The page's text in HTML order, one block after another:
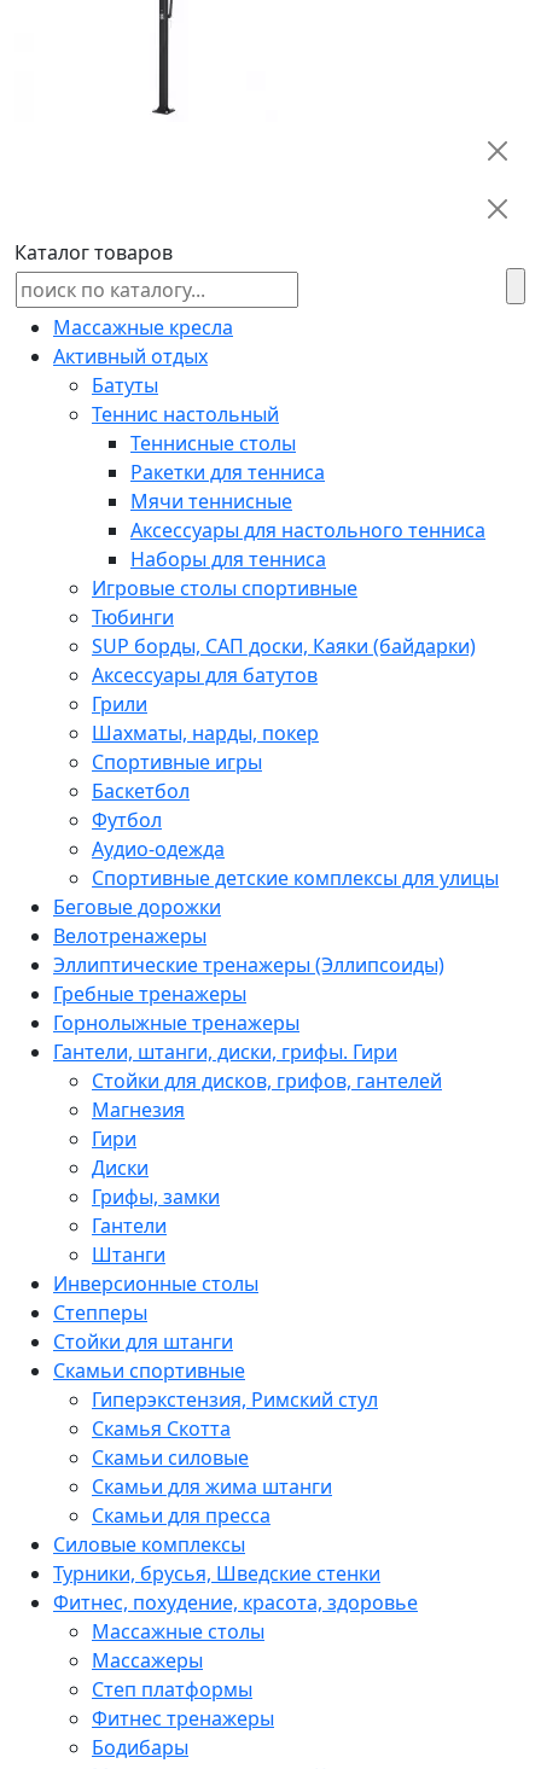
Каталог товаров
Массажные кресла
Активный отдых
Батуты
Теннис настольный
Теннисные столы
Ракетки для тенниса
Мячи теннисные
Аксессуары для настольного тенниса
Наборы для тенниса
Игровые столы спортивные
Тюбинги
SUP борды, САП доски, Каяки (байдарки)
Аксессуары для батутов
Грили
Шахматы, нарды, покер
Спортивные игры
Баскетбол
Футбол
Аудио-одежда
Спортивные детские комплексы для улицы
Беговые дорожки
Велотренажеры
Эллиптические тренажеры (Эллипсоиды)
Гребные тренажеры
Горнолыжные тренажеры
Гантели, штанги, диски, грифы. Гири
Стойки для дисков, грифов, гантелей
Магнезия
Гири
Диски
Грифы, замки
Гантели
Штанги
Инверсионные столы
Степперы
Стойки для штанги
Скамьи спортивные
Гиперэкстензия, Римский стул
Скамья Скотта
Скамьи силовые
Скамьи для жима штанги
Скамьи для пресса
Силовые комплексы
Турники, брусья, Шведские стенки
Фитнес, похудение, красота, здоровье
Массажные столы
Массажеры
Степ платформы
Фитнес тренажеры
Бодибары